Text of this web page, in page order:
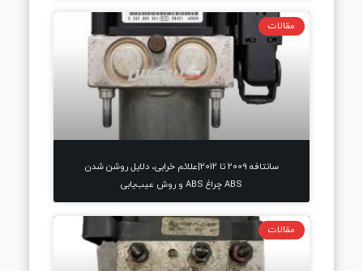
مقالات
سانتافه 2009 تا 2012|علائم خرابی، دلایل روشن شدن
ABS چراغ ABS و روش عیب‌یابی
مقالات